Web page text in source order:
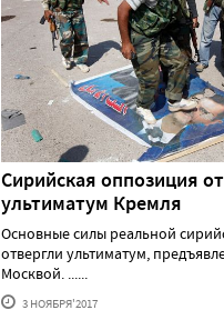
Сирийская оппозиция
ультиматум Кремля
Основные силы реальной
отвергли ультиматум,
Москвой. ......
3 НОЯБРЯ'2017